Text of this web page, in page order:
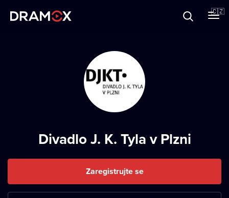
🇨🇿
Divadlo J. K. Tyla v Plzni
Zaregistrujte se